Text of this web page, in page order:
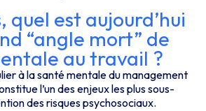
quel est aujourd’hui
“angle mort” de
au travail ?
à la santé mentale du management
l’un des enjeux les plus sous-
des risques psychosociaux.